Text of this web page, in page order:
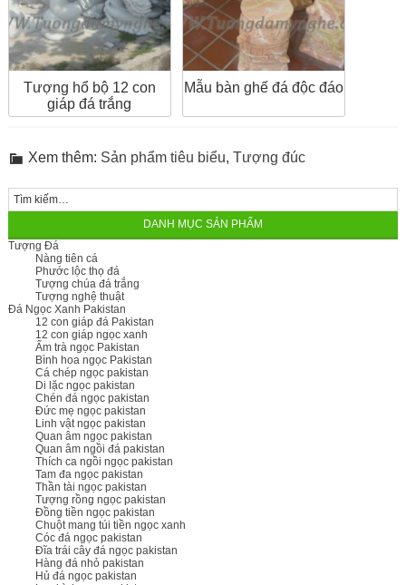
Tượng hổ bộ 12 con
giáp đá trắng
Mẫu bàn ghế đá độc đáo
Xem thêm: Sản phẩm tiêu biểu, Tượng đúc
DANH MỤC SẢN PHẨM
Tượng Đá
Nàng tiên cá
Phước lộc thọ đá
Tượng chúa đá trắng
Tượng nghệ thuật
Đá Ngọc Xanh Pakistan
12 con giáp đá Pakistan
12 con giáp ngọc xanh
Ấm trà ngọc Pakistan
Bình hoa ngọc Pakistan
Cá chép ngọc pakistan
Di lặc ngọc pakistan
Chén đá ngọc pakistan
Đức mẹ ngọc pakistan
Linh vật ngọc pakistan
Quan âm ngọc pakistan
Quan âm ngồi đá pakistan
Thích ca ngồi ngọc pakistan
Tam đa ngọc pakistan
Thần tài ngọc pakistan
Tượng rồng ngọc pakistan
Đồng tiền ngọc pakistan
Chuột mang túi tiền ngọc xanh
Cóc đá ngọc pakistan
Đĩa trái cây đá ngọc pakistan
Hàng đá nhỏ pakistan
Hủ đá ngọc pakistan